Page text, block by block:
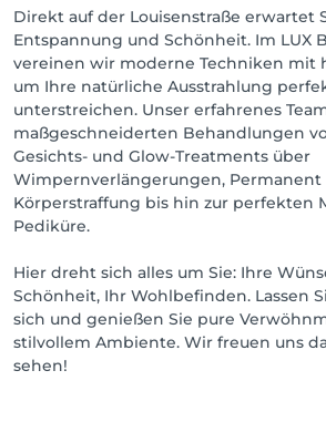
Direkt auf der Louisenstraße erwartet
Entspannung und Schönheit. Im LUX
vereinen wir moderne Techniken mit
um Ihre natürliche Ausstrahlung
unterstreichen. Unser erfahrenes
maßgeschneiderten Behandlungen
Gesichts- und Glow-Treatments über
Wimpernverlängerungen, Permanent
Körperstraffung bis hin zur perfekten
Pediküre.
Hier dreht sich alles um Sie: Ihre
Schönheit, Ihr Wohlbefinden. Lassen
sich und genießen Sie pure
stilvollem Ambiente. Wir freuen uns
sehen!